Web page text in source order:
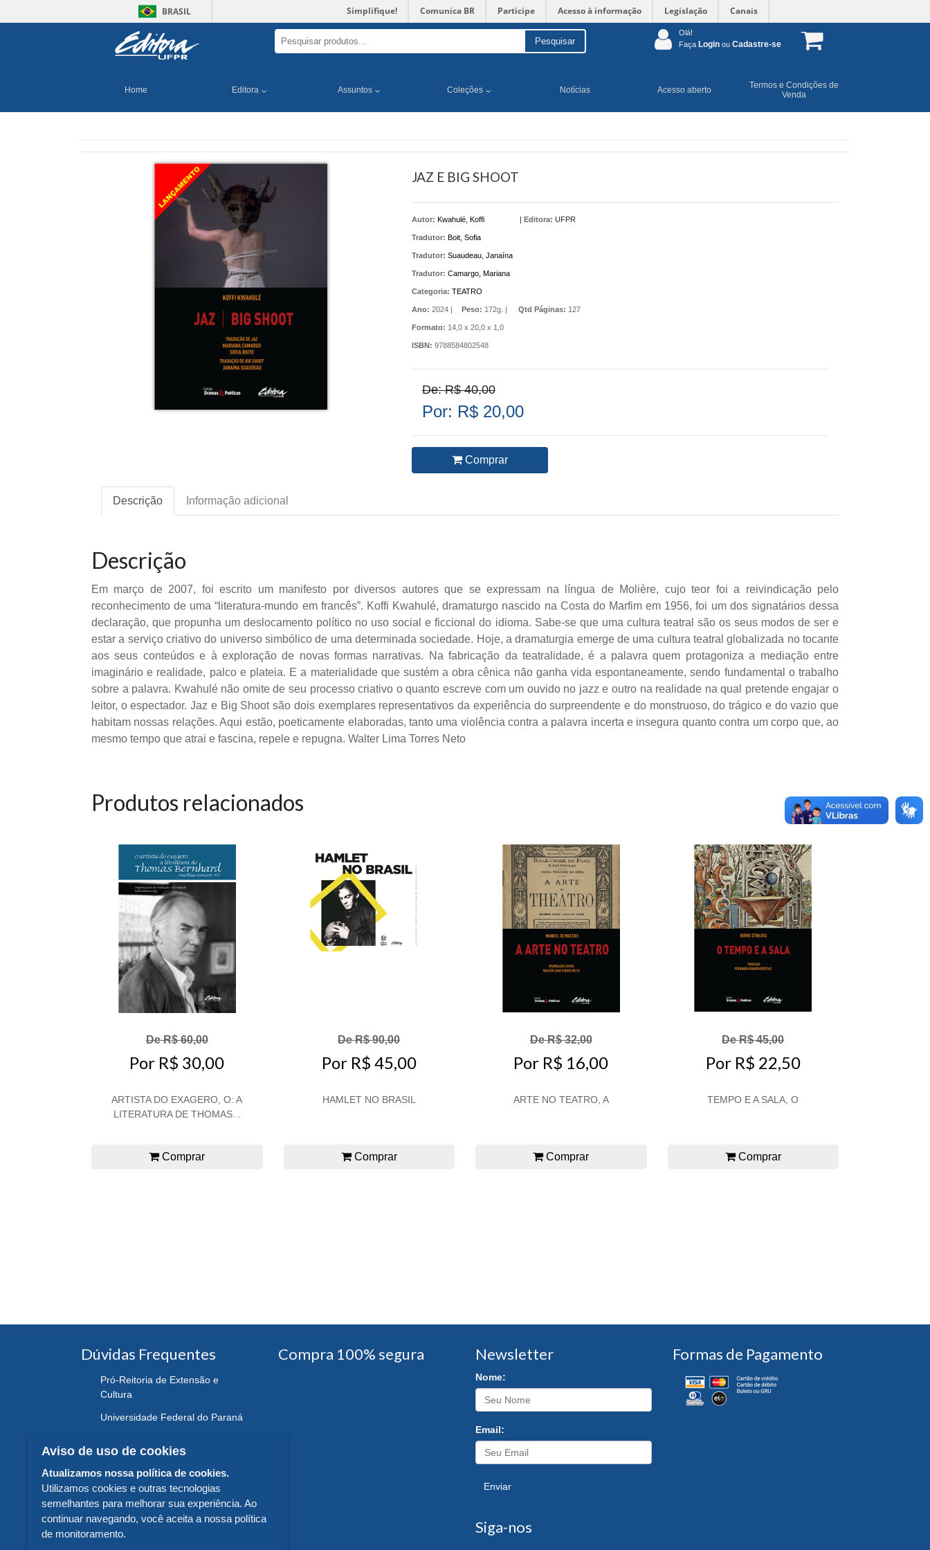
BRASIL Simplifique! Comunica BR Participe Acesso à informação Legislação Canais
Pesquisar
Olá!
Faça Login ou Cadastre-se
Home Editora Assuntos Coleções Notícias Acesso aberto
Termos e Condições de
Venda
JAZ E BIG SHOOT
Autor: Kwahulé, Koffi
Tradutor: Boit, Sofia
Tradutor: Suaudeau, Janaína
Tradutor: Camargo, Mariana
| Editora: UFPR
Categoria: TEATRO
Ano: 2024 | Peso: 172g. | Qtd Páginas: 127
Formato: 14,0 x 20,0 x 1,0
ISBN: 9788584802548
De: R$ 40,00
Por: R$ 20,00
Comprar
Descrição Informação adicional
Descrição
Em março de 2007, foi escrito um manifesto por diversos autores que se expressam na língua de Molière, cujo teor foi a reivindicação pelo
reconhecimento de uma “literatura-mundo em francês”. Koffi Kwahulé, dramaturgo nascido na Costa do Marfim em 1956, foi um dos signatários dessa
declaração, que propunha um deslocamento político no uso social e ficcional do idioma. Sabe-se que uma cultura teatral são os seus modos de ser e
estar a serviço criativo do universo simbólico de uma determinada sociedade. Hoje, a dramaturgia emerge de uma cultura teatral globalizada no tocante
aos seus conteúdos e à exploração de novas formas narrativas. Na fabricação da teatralidade, é a palavra quem protagoniza a mediação entre
imaginário e realidade, palco e plateia. E a materialidade que sustém a obra cênica não ganha vida espontaneamente, sendo fundamental o trabalho
sobre a palavra. Kwahulé não omite de seu processo criativo o quanto escreve com um ouvido no jazz e outro na realidade na qual pretende engajar o
leitor, o espectador. Jaz e Big Shoot são dois exemplares representativos da experiência do surpreendente e do monstruoso, do trágico e do vazio que
habitam nossas relações. Aqui estão, poeticamente elaboradas, tanto uma violência contra a palavra incerta e insegura quanto contra um corpo que, ao
mesmo tempo que atrai e fascina, repele e repugna. Walter Lima Torres Neto
Produtos relacionados
De R$ 60,00
Por R$ 30,00
ARTISTA DO EXAGERO, O: A
LITERATURA DE THOMAS...
Comprar
De R$ 90,00
Por R$ 45,00
HAMLET NO BRASIL
Comprar
De R$ 32,00
Por R$ 16,00
ARTE NO TEATRO, A
Comprar
De R$ 45,00
Por R$ 22,50
TEMPO E A SALA, O
Comprar
Dúvidas Frequentes
Pró-Reitoria de Extensão e
Cultura
Universidade Federal do Paraná
Compra 100% segura Newsletter
Nome:
Email:
Enviar
Siga-nos
Formas de Pagamento
Aviso de uso de cookies
Atualizamos nossa política de cookies.
Utilizamos cookies e outras tecnologias
semelhantes para melhorar sua experiência. Ao
continuar navegando, você aceita a nossa política
de monitoramento.